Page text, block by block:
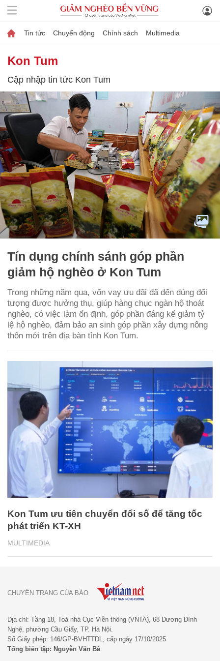
Tin tức Chuyển động Chính sách Multimedia
Kon Tum
Cập nhập tin tức Kon Tum
Tín dụng chính sánh góp phần
giảm hộ nghèo ở Kon Tum
Trong những năm qua, vốn vay ưu đãi đã đến đúng đối
tượng được hưởng thụ, giúp hàng chục ngàn hộ thoát
nghèo, có việc làm ổn định, góp phần đáng kể giảm tỷ
lệ hộ nghèo, đảm bảo an sinh góp phần xây dựng nông
thôn mới trên địa bàn tỉnh Kon Tum.
MULTIMEDIA
Kon Tum ưu tiên chuyển đổi số để tăng tốc
phát triển KT-XH
Địa chỉ: Tầng 18, Toà nhà Cục Viễn thông (VNTA), 68 Dương Đình
Nghệ, phường Cầu Giấy, TP. Hà Nội.
Số Giấy phép: 146/GP-BVHTTDL, cấp ngày 17/10/2025
Tổng biên tập: Nguyễn Văn Bá
CHUYÊN TRANG CỦA BÁO